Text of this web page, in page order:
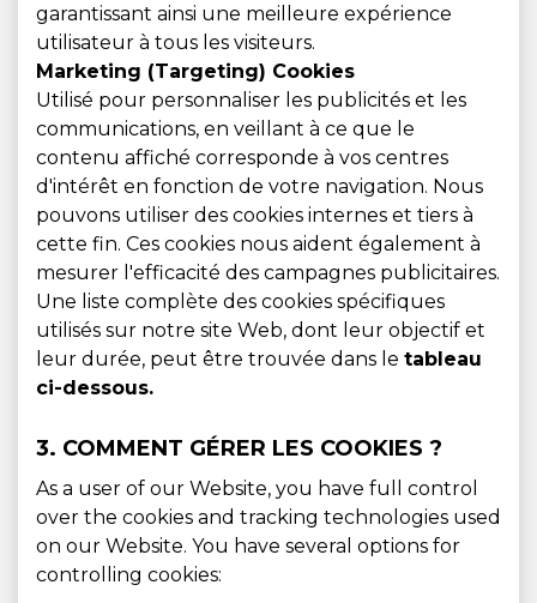
garantissant ainsi une meilleure expérience
utilisateur à tous les visiteurs.
Marketing (Targeting) Cookies
Utilisé pour personnaliser les publicités et les
communications, en veillant à ce que le
contenu affiché corresponde à vos centres
d'intérêt en fonction de votre navigation. Nous
pouvons utiliser des cookies internes et tiers à
cette fin. Ces cookies nous aident également à
mesurer l'efficacité des campagnes publicitaires.
Une liste complète des cookies spécifiques
utilisés sur notre site Web, dont leur objectif et
leur durée, peut être trouvée dans le tableau
ci-dessous.
3. COMMENT GÉRER LES COOKIES ?
As a user of our Website, you have full control
over the cookies and tracking technologies used
on our Website. You have several options for
controlling cookies: